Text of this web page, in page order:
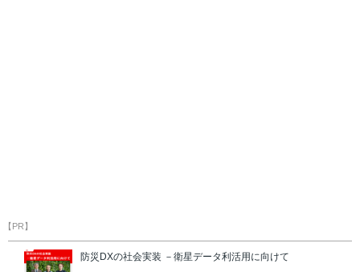
【PR】
防災DXの社会実装 －衛星データ利活用に向けて